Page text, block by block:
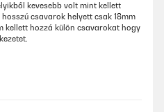
kevesebb volt mint kellett
csavarok helyett csak 18mm
kellett hozzá külön csavarokat hogy